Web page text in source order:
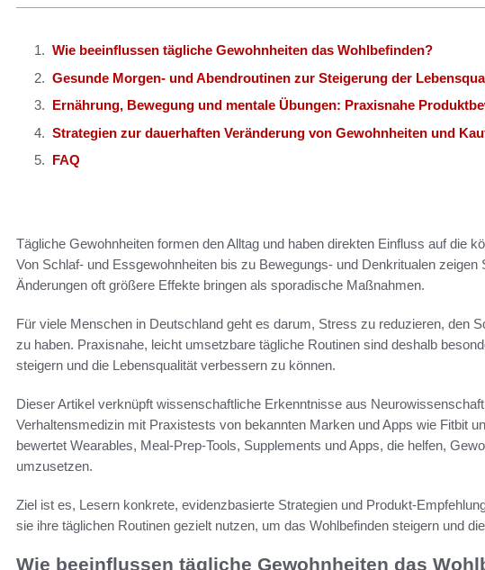
Wie beeinflussen tägliche Gewohnheiten das Wohlbefinden?
Gesunde Morgen- und Abendroutinen zur Steigerung der
Ernährung, Bewegung und mentale Übungen: Praxisnahe
Strategien zur dauerhaften Veränderung von Gewohnheiten und
FAQ
Tägliche Gewohnheiten formen den Alltag und haben direkten Einfluss auf die
Von Schlaf- und Essgewohnheiten bis zu Bewegungs- und Denkritualen
Änderungen oft größere Effekte bringen als sporadische Maßnahmen.
Für viele Menschen in Deutschland geht es darum, Stress zu reduzieren, den
zu haben. Praxisnahe, leicht umsetzbare tägliche Routinen sind deshalb
steigern und die Lebensqualität verbessern zu können.
Dieser Artikel verknüpft wissenschaftliche Erkenntnisse aus
Verhaltensmedizin mit Praxistests von bekannten Marken und Apps wie Fitbit
bewertet Wearables, Meal-Prep-Tools, Supplements und Apps, die helfen,
umzusetzen.
Ziel ist es, Lesern konkrete, evidenzbasierte Strategien und Produkt-
sie ihre täglichen Routinen gezielt nutzen, um das Wohlbefinden steigern und
Wie beeinflussen tägliche Gewohnheiten das